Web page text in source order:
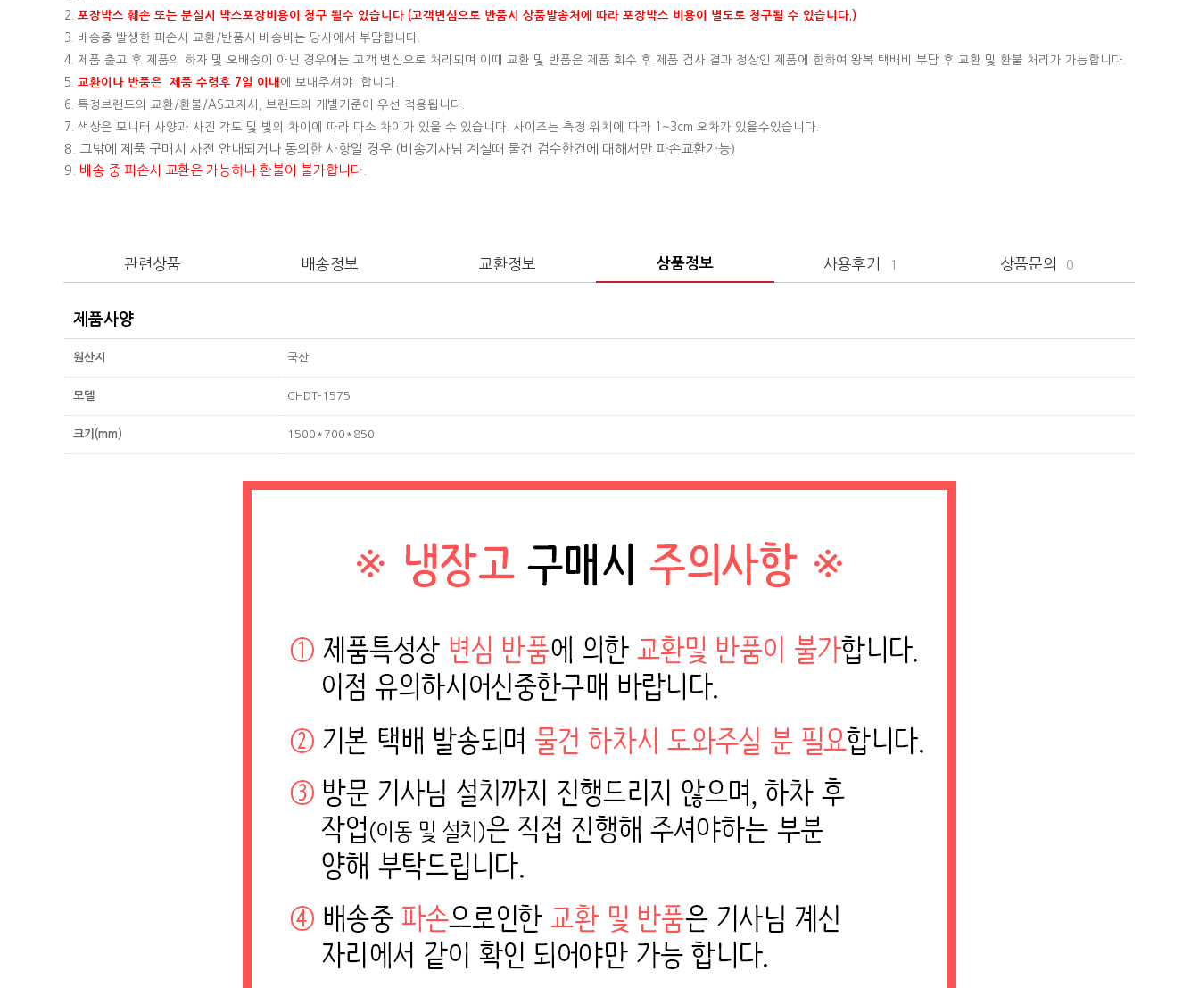
2. 포장박스 훼손 또는 분실시 박스포장비용이 청구 될수 있습니다 (고객변심으로 반품시 상품발송처에 따라 포장박스 비용이 별도로 청구될 수 있습니다.)
3. 배송중 발생한 파손시 교환/반품시 배송비는 당사에서 부담합니다.
4. 제품 출고 후 제품의 하자 및 오배송이 아닌 경우에는 고객 변심으로 처리되며 이때 교환 및 반품은 제품 회수 후 제품 검사 결과 정상인 제품에 한하여 왕복 택배비 부담 후 교환 및 환불 처리가 가능합니다.
5. 교환이나 반품은 제품 수령후 7일 이내 에 보내주셔야 합니다.
6. 특정브랜드의 교환/환불/AS고지시, 브랜드의 개별기준이 우선 적용됩니다.
7. 색상은 모니터 사양과 사진 각도 및 빛의 차이에 따라 다소 차이가 있을 수 있습니다. 사이즈는 측정 위치에 따라 1~3cm 오차가 있을수있습니다.
8. 그밖에 제품 구매시 사전 안내되거나 동의한 사항일 경우 (배송기사님 계실때 물건 검수한건에 대해서만 파손교환가능)
9. 배송 중 파손시 교환은 가능하나 환불이 불가합니다.
관련상품 배송정보 교환정보 상품정보 사용후기 1 상품문의 0
제품사양
원산지 국산
모델 CHDT-1575
크기(mm) 1500*700*850